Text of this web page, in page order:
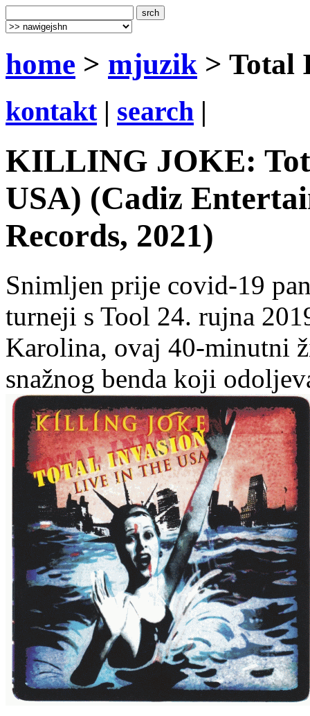
home > mjuzik > Total
kontakt| search |
KILLING JOKE:
USA) (Cadiz
Records, 2021)
Snimljen prije covid-19
turneji s Tool 24. rujna
Karolina, ovaj 40-minutni
snažnog benda koji